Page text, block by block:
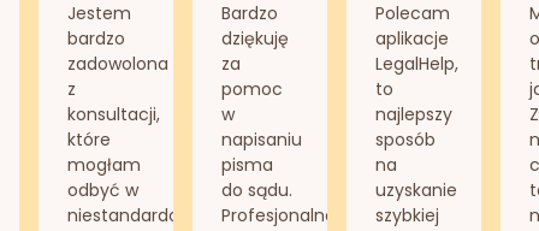
Jestem
bardzo
zadowolona
z
konsultacji,
które
mogłam
odbyć w
niestandardowych
Bardzo
dziękuję
za
pomoc
w
napisaniu
pisma
do sądu.
Profesjonalne
Polecam
aplikacje
LegalHelp,
to
najlepszy
sposób
na
uzyskanie
szybkiej